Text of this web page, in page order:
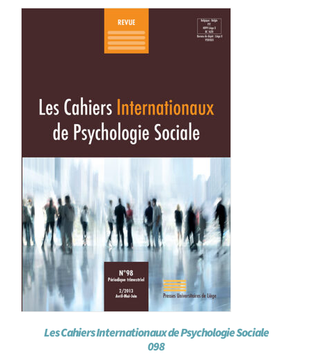
Les Cahiers Internationaux de Psychologie Sociale
098